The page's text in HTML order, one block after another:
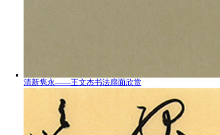
清新隽永——王文杰书法扇面欣赏